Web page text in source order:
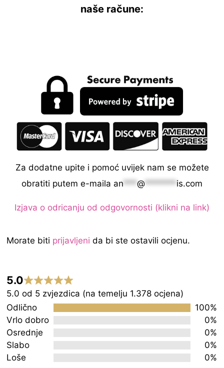
naše račune:
Za dodatne upite i pomoć uvijek nam se možete
obratiti putem e-maila an***@*******is.com
Izjava o odricanju od odgovornosti (klikni na link)
Morate biti prijavljeni da bi ste ostavili ocjenu.
5.0
Rated
5.0
out
of
5.0 od 5 zvjezdica (na temelju 1.378 ocjena)
Odlično
100%
Vrlo dobro
0%
Osrednje
0%
Slabo
0%
Loše
0%